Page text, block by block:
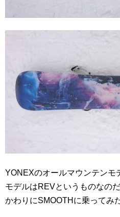
YONEXのオールマウンテンモ
モデルはREVというものなの
かわりにSMOOTHに乗ってみた